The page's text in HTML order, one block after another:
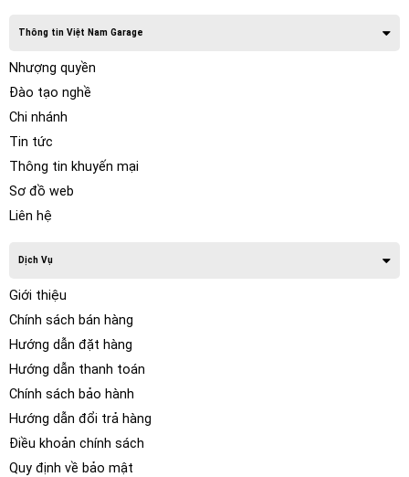
Thông tin Việt Nam Garage
Nhượng quyền
Đào tạo nghề
Chi nhánh
Tin tức
Thông tin khuyến mại
Sơ đồ web
Liên hệ
Dịch Vụ
Giới thiệu
Chính sách bán hàng
Hướng dẫn đặt hàng
Hướng dẫn thanh toán
Chính sách bảo hành
Hướng dẫn đổi trả hàng
Điều khoản chính sách
Quy định về bảo mật